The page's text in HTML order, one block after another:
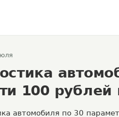
100 рублей